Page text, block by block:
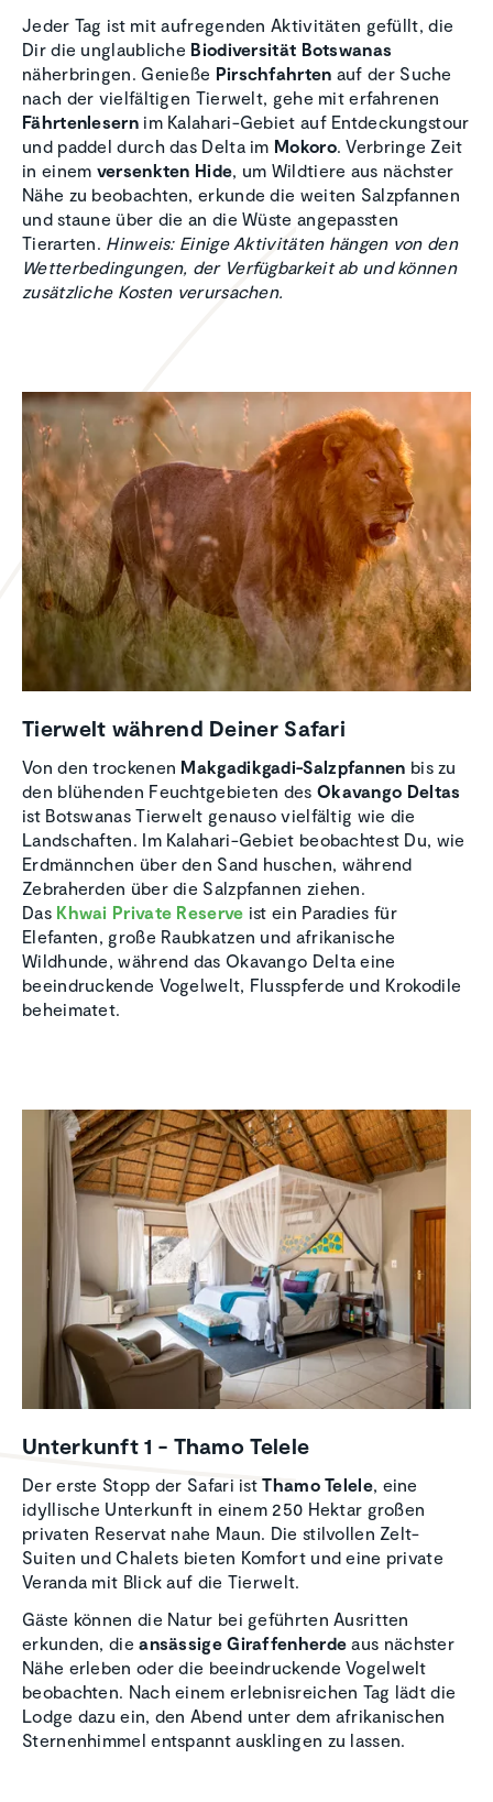
Jeder Tag ist mit aufregenden Aktivitäten gefüllt, die
Dir die unglaubliche Biodiversität Botswanas
näherbringen. Genieße Pirschfahrten auf der Suche
nach der vielfältigen Tierwelt, gehe mit erfahrenen
Fährtenlesernim Kalahari-Gebiet auf Entdeckungstour
und paddel durch das Delta im Mokoro. Verbringe Zeit
in einem versenkten Hide, um Wildtiere aus nächster
Nähe zu beobachten, erkunde die weiten Salzpfannen
und staune über die an die Wüste angepassten
Tierarten. Hinweis: Einige Aktivitäten hängen von den
Wetterbedingungen, der Verfügbarkeit ab und können
zusätzliche Kosten verursachen.
Tierwelt während Deiner Safari
Von den trockenen Makgadikgadi-Salzpfannen bis zu
den blühenden Feuchtgebieten des Okavango Deltas
ist Botswanas Tierwelt genauso vielfältig wie die
Landschaften. Im Kalahari-Gebiet beobachtest Du, wie
Erdmännchen über den Sand huschen, während
Zebraherden über die Salzpfannen ziehen.
Das Khwai Private Reserve ist ein Paradies für
Elefanten, große Raubkatzen und afrikanische
Wildhunde, während das Okavango Delta eine
beeindruckende Vogelwelt, Flusspferde und Krokodile
beheimatet.
Unter­kunft 1 - Thamo Telele
Der erste Stopp der Safari istThamo Telele, eine
idyllische Unterkunft in einem 250 Hektar großen
privaten Reservat nahe Maun. Die stilvollen Zelt-
Suiten und Chalets bieten Komfort und eine private
Veranda mit Blick auf die Tierwelt.
Gäste können die Natur bei geführten Ausritten
erkunden, dieansässige Giraffenherde aus nächster
Nähe erleben oder die beeindruckende Vogelwelt
beobachten. Nach einem erlebnisreichen Tag lädt die
Lodge dazu ein, den Abend unter dem afrikanischen
Sternenhimmel entspannt ausklingen zu lassen.